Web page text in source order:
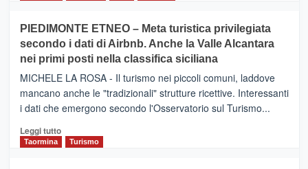
CATANIA
–
Inaugurato
il
nuovo
collegamento
tra
e
Zanzibar
PIEDIMONTE ETNEO – Meta turistica privilegiata
secondo i dati di Airbnb. Anche la Valle Alcantara
nei primi posti nella classifica siciliana
MICHELE LA ROSA - Il turismo nei piccoli comuni, laddove
mancano anche le "tradizionali" strutture ricettive. Interessanti
i dati che emergono secondo l'Osservatorio sul Turismo...
Leggi tuttoLeggi
Taormina Turismo